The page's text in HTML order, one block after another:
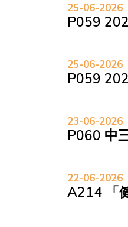
25-06-2026
P059
25-06-2026
P059
23-06-2026
P060 中
22-06-2026
A214 「